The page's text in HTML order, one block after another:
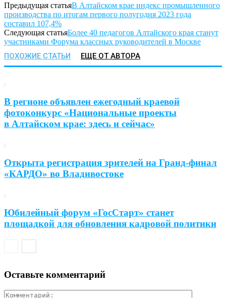
Предыдущая статьяВ Алтайском крае индекс промышленного
производства по итогам первого полугодия 2023 года
составил 107,4%
Следующая статьяБолее 40 педагогов Алтайского края станут
участниками Форума классных руководителей в Москве
ПОХОЖИЕ СТАТЬИ ЕЩЕ ОТ АВТОРА
В регионе объявлен ежегодный краевой
фотоконкурс «Национальные проекты
в Алтайском крае: здесь и сейчас»
Открыта регистрация зрителей на Гранд-финал
«КАРДО» во Владивостоке
Юбилейный форум «ГосСтарт» станет
площадкой для обновления кадровой политики
Оставьте комментарий